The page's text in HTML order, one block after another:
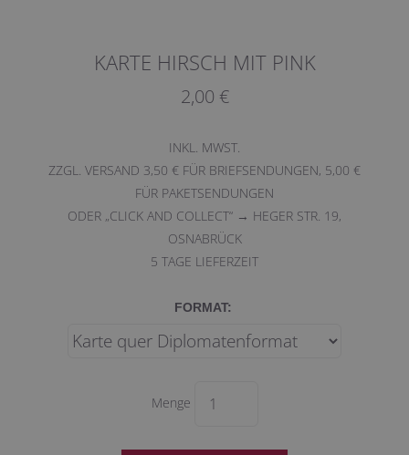
KARTE HIRSCH MIT PINK
2,00 €
INKL. MWST.
ZZGL. VERSAND 3,50 € FÜR BRIEFSENDUNGEN, 5,00 €
FÜR PAKETSENDUNGEN
ODER „CLICK AND COLLECT“ → HEGER STR. 19,
OSNABRÜCK
5 TAGE LIEFERZEIT
FORMAT:
Menge